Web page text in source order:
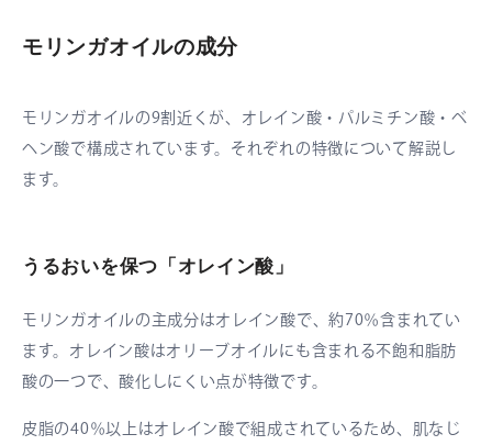
モリンガオイルの成分
モリンガオイルの9割近くが、オレイン酸・パルミチン酸・ベ
ヘン酸で構成されています。それぞれの特徴について解説し
ます。
うるおいを保つ「オレイン酸」
モリンガオイルの主成分はオレイン酸で、約70％含まれてい
ます。オレイン酸はオリーブオイルにも含まれる不飽和脂肪
酸の一つで、酸化しにくい点が特徴です。
皮脂の40％以上はオレイン酸で組成されているため、肌なじ